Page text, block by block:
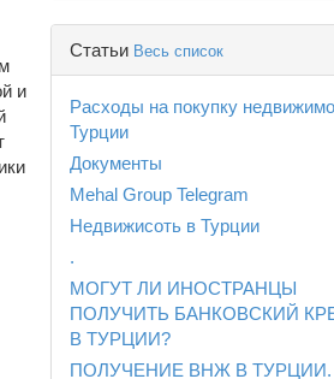
и
Статьи Весь список
Расходы на покупку
Турции
Документы
Mehal Group Telegram
Недвижисоть в Турции
.
МОГУТ ЛИ ИНОСТРАНЦЫ
ПОЛУЧИТЬ БАНКОВСКИЙ
В ТУРЦИИ?
ПОЛУЧЕНИЕ ВНЖ В ТУРЦИИ.